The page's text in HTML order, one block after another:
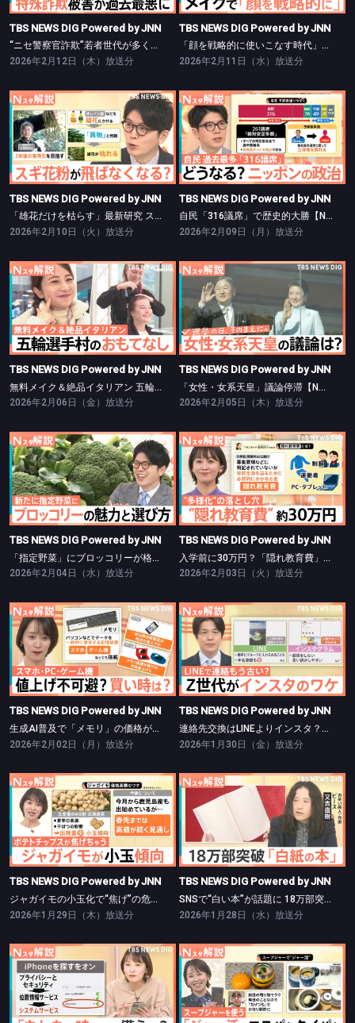
TBS NEWS DIG Powered by JNN
“ニセ警察官詐欺”若者世代が多く被害【Nスタ】
2026年2月12日（木）放送分
TBS NEWS DIG Powered by JNN
「顔を戦略的に使いこなす時代」に？“政治家向きメイク”とは【Nスタ】
2026年2月11日（水）放送分
TBS NEWS DIG Powered by JNN
「雄花だけを枯らす」最新研究 スギ花粉が飛ばなくなる未来も…？【Nスタ】
TBS NEWS DIG Powered by JNN
「雄花だけを枯らす」最新研究 スギ花粉が飛ばなくなる未来も…？【Nスタ】
2026年2月10日（火）放送分
TBS NEWS DIG Powered by JNN
TBS NEWS DIG Powered by JNN
自民「316議席」で歴史的大勝【Nスタ】
2026年2月09日（月）放送分
TBS NEWS DIG Powered by JNN
TBS NEWS DIG Powered by JNN
無料メイク＆絶品イタリアン 五輪選手村【Nスタ】
2026年2月06日（金）放送分
TBS NEWS DIG Powered by JNN
「女性・女系天皇」議論停滞【Nスタ】
TBS NEWS DIG Powered by JNN
「女性・女系天皇」議論停滞【Nスタ】
2026年2月05日（木）放送分
TBS NEWS DIG Powered by JNN
「指定野菜」にブロッコリーが格上げ【Nスタ】
TBS NEWS DIG Powered by JNN
「指定野菜」にブロッコリーが格上げ【Nスタ】
2026年2月04日（水）放送分
TBS NEWS DIG Powered by JNN
入学前に30万円？「隠れ教育費」の実態【Nスタ】
TBS NEWS DIG Powered by JNN
入学前に30万円？「隠れ教育費」の実態【Nスタ】
2026年2月03日（火）放送分
TBS NEWS DIG Powered by JNN
生成AI普及で「メモリ」の価格が高騰【Nスタ】
TBS NEWS DIG Powered by JNN
生成AI普及で「メモリ」の価格が高騰【Nスタ】
2026年2月02日（月）放送分
TBS NEWS DIG Powered by JNN
連絡先交換はLINEよりインスタ？【Nスタ】
TBS NEWS DIG Powered by JNN
連絡先交換はLINEよりインスタ？【Nスタ】
2026年1月30日（金）放送分
TBS NEWS DIG Powered by JNN
ジャガイモの小玉化で“焦げ”の危機？【Nスタ】
TBS NEWS DIG Powered by JNN
ジャガイモの小玉化で“焦げ”の危機？【Nスタ】
2026年1月29日（木）放送分
TBS NEWS DIG Powered by JNN
TBS NEWS DIG Powered by JNN
SNSで“白い本”が話題に 18万部突破【Nスタ】
2026年1月28日（水）放送分
TBS NEWS DIG Powered by JNN
スマホが命を救う！衝撃を感知すると119番 “誤通報”には注意【Nスタ】
TBS NEWS DIG Powered by JNN
1食164円！スープジャーの「ジャー活」はタイパも良し【Nスタ】